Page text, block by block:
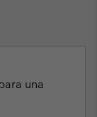
una